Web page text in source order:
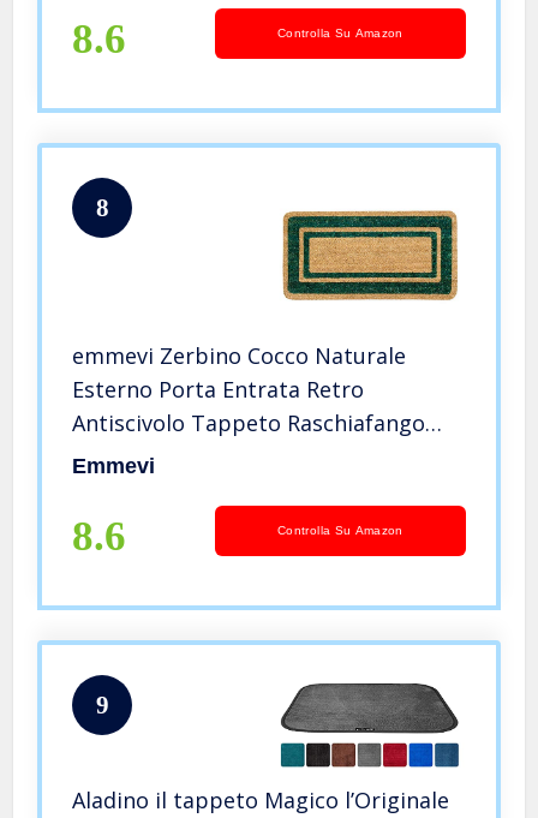
8.6 Controlla Su Amazon
8
emmevi Zerbino Cocco Naturale
Esterno Porta Entrata Retro
Antiscivolo Tappeto Raschiafango
MOD.Cocco Bordo 40X80 Verde
Emmevi
8.6 Controlla Su Amazon
9
Aladino il tappeto Magico l’Originale